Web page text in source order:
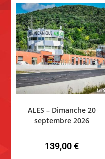
ALES – Dimanche 20
septembre 2026
139,00€